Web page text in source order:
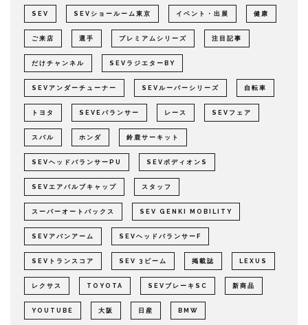
SEV SEVショールーム東京 イベント・出展 健康
ご来店 選手 プレミアムシリーズ 注目記事
だけチャンネル SEVラジエターBY
SEVアンダーチューナー SEVルーパーシリーズ 自転車
トヨタ SEVEバランサー レース SEVフェア
スバル ホンダ 鈴鹿サーキット
SEVヘッドバランサーPU SEVボディオンS
SEVエアバルブキャップ スタッフ
スーパーオートバックス SEV GENKI MOBILITY
SEVアバンアーム SEVヘッドバランサーF
SEVトランスコア SEV 3ビーム 掲載誌 LEXUS
レクサス TOYOTA SEVブレーキSC 新商品
YOUTUBE 大阪 日産 BMW